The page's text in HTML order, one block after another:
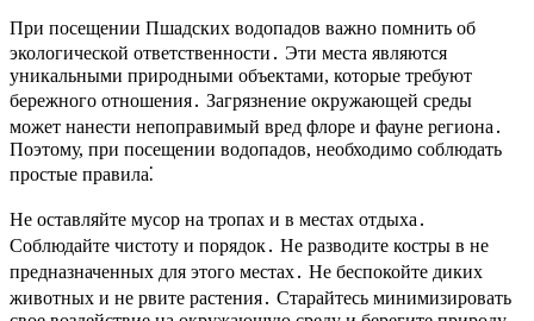
При посещении Пшадских водопадов важно помнить об
экологической ответственности․ Эти места являются
уникальными природными объектами, которые требуют
бережного отношения․ Загрязнение окружающей среды
может нанести непоправимый вред флоре и фауне региона․
Поэтому, при посещении водопадов, необходимо соблюдать
простые правила⁚
Не оставляйте мусор на тропах и в местах отдыха․
Соблюдайте чистоту и порядок․ Не разводите костры в не
предназначенных для этого местах․ Не беспокойте диких
животных и не рвите растения․ Старайтесь минимизировать